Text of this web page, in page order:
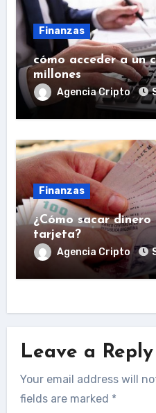
Finanzas
cómo acceder a un
millones
Agencia Cripto
Finanzas
¿Cómo sacar
tarjeta?
Agencia Cripto
Leave a Reply
Your email address will
fields are marked *